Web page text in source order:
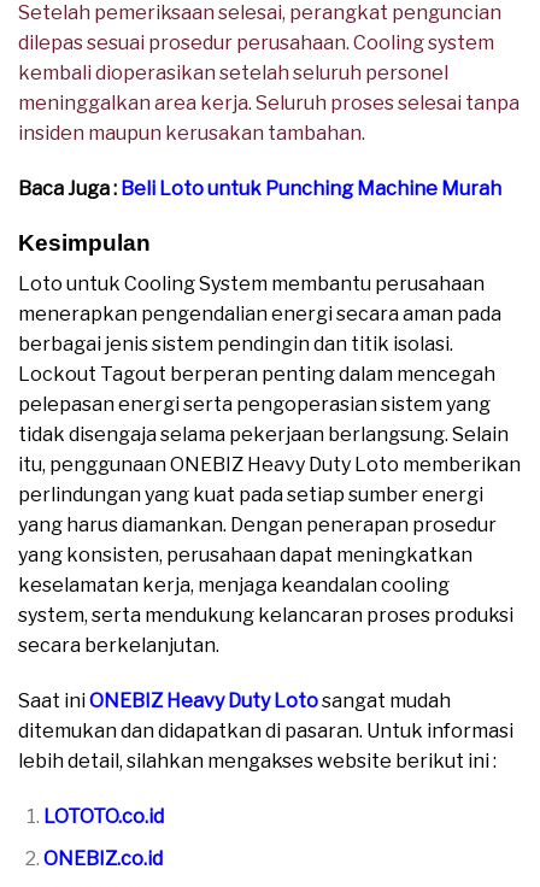
Setelah pemeriksaan selesai, perangkat penguncian
dilepas sesuai prosedur perusahaan. Cooling system
kembali dioperasikan setelah seluruh personel
meninggalkan area kerja. Seluruh proses selesai tanpa
insiden maupun kerusakan tambahan.
Baca Juga : Beli Loto untuk Punching Machine Murah
Kesimpulan
Loto untuk Cooling System membantu perusahaan
menerapkan pengendalian energi secara aman pada
berbagai jenis sistem pendingin dan titik isolasi.
Lockout Tagout berperan penting dalam mencegah
pelepasan energi serta pengoperasian sistem yang
tidak disengaja selama pekerjaan berlangsung. Selain
itu, penggunaan ONEBIZ Heavy Duty Loto memberikan
perlindungan yang kuat pada setiap sumber energi
yang harus diamankan. Dengan penerapan prosedur
yang konsisten, perusahaan dapat meningkatkan
keselamatan kerja, menjaga keandalan cooling
system, serta mendukung kelancaran proses produksi
secara berkelanjutan.
Saat iniONEBIZ Heavy Duty Lotosangat mudah
ditemukan dan didapatkan di pasaran. Untuk informasi
lebih detail, silahkan mengakses website berikut ini :
LOTOTO.co.id
ONEBIZ.co.id